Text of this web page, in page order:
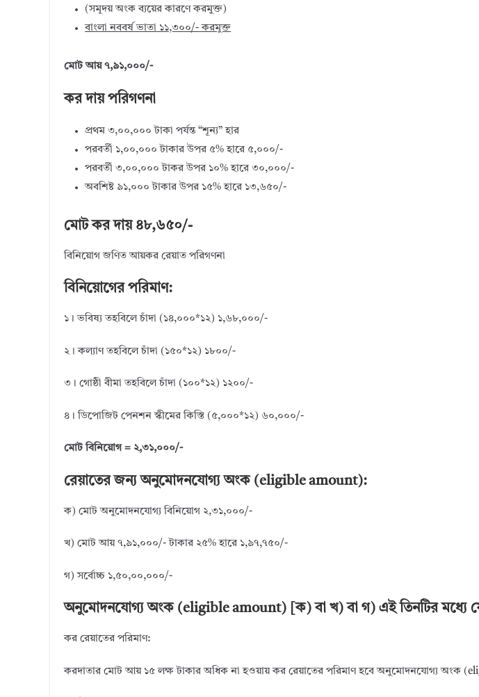
(সমূদয় অংক ব্যয়ের কারণে করমুক্ত)
বাংলা নববর্ষ ভাতা ১১,৩০০/- করমুক্ত
মোট আয় ৭,৯১,০০০/-
কর দায় পরিগণনা
প্রথম ৩,০০,০০০ টাকা পর্যন্ত “শূন্য” হার
পরবর্তী ১,০০,০০০ টাকার উপর ৫% হারে ৫,০০০/-
পরবর্তী ৩,০০,০০০ টাকর উপর ১০% হারে ৩০,০০০/-
অবশিষ্ট ৯১,০০০ টাকার উপর ১৫% হারে ১৩,৬৫০/-
মোট কর দায় ৪৮,৬৫০/-
বিনিয়োগ জণিত আয়কর রেয়াত পরিগণনা
বিনিয়োগের পরিমাণ:
১। ভবিষ্য তহবিলে চাঁদা (১৪,০০০*১২) ১,৬৮,০০০/-
২। কল্যাণ তহবিলে চাঁদা (১৫০*১২) ১৮০০/-
৩। গোষ্ঠী বীমা তহবিলে চাঁদা (১০০*১২) ১২০০/-
৪। ডিপোজিট পেনশন স্কীমের কিস্তি (৫,০০০*১২) ৬০,০০০/-
মোট বিনিয়োগ = ২,৩১,০০০/-
রেয়াতের জন্য অনুমোদনযোগ্য অংক (eligible amount):
ক) মোট অনুমোদনযোগ্য বিনিয়োগ ২,৩১,০০০/-
খ) মোট আয় ৭,৯১,০০০/- টাকার ২৫% হারে ১,৯৭,৭৫০/-
গ) সর্বোচ্চ ১,৫০,০০,০০০/-
অনুমোদনযোগ্য অংক (eligible amount) [ক) বা খ) বা গ) এই তিনটির মধ্যে
কর রেয়াতের পরিমাণ:
করদাতার মোট আয় ১৫ লক্ষ টাকার অধিক না হওয়ায় কর রেয়াতের পরিমাণ হবে অনুমোদনযোগ্য অংক